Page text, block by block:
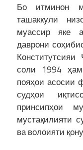
Бо итминон
ташаккули
муассир яке
даврони
соли 1994
пояҳои асосии
судҳои
принсипҳои
мустақилияти
ва волоияти